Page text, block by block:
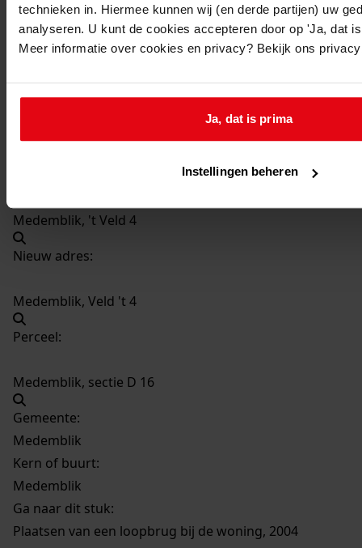
technieken in. Hiermee kunnen wij (en derde partijen) uw
analyseren. U kunt de cookies accepteren door op 'Ja, dat
Meer informatie over cookies en privacy? Bekijk ons
Ja, dat is prima
Instellingen beheren
371Plaatsen van een loopbrug bij de woning, 2004
Datering:
Beschrijving:
Medemblik, 't Veld 4
Nieuw adres:
Medemblik, Veld 't 4
Perceel:
Medemblik, sectie D 16
Gemeente:
Medemblik
Kern of buurt:
Medemblik
Ga naar dit stuk:
Plaatsen van een loopbrug bij de woning, 2004